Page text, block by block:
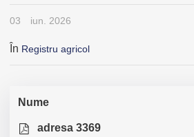
03 iun. 2026
În Registru agricol
Nume
adresa 3369